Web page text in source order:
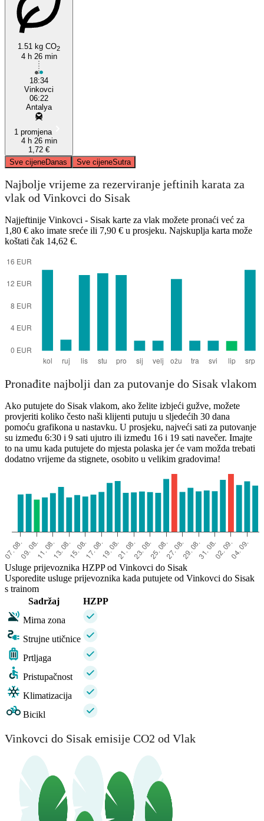
1.51 kg CO2
4 h 26 min
18:34
Vinkovci
06:22
Antalya
1 promjena
4 h 26 min
1,72 €
Sve cijeneDanas Sve cijeneSutra
Najbolje vrijeme za rezerviranje jeftinih karata za
vlak od Vinkovci do Sisak
Najjeftinije Vinkovci - Sisak karte za vlak možete pronaći već za
1,80 € ako imate sreće ili 7,90 € u prosjeku. Najskuplja karta može
koštati čak 14,62 €.
Pronađite najbolji dan za putovanje do Sisak vlakom
Ako putujete do Sisak vlakom, ako želite izbjeći gužve, možete
provjeriti koliko često naši klijenti putuju u sljedećih 30 dana
pomoću grafikona u nastavku. U prosjeku, najveći sati za putovanje
su između 6:30 i 9 sati ujutro ili između 16 i 19 sati navečer. Imajte
to na umu kada putujete do mjesta polaska jer će vam možda trebati
dodatno vrijeme da stignete, osobito u velikim gradovima!
Usluge prijevoznika HZPP od Vinkovci do Sisak
Usporedite usluge prijevoznika kada putujete od Vinkovci do Sisak
s trainom
Sadržaj
HZPP
Mirna zona
Strujne utičnice
Prtljaga
Pristupačnost
Klimatizacija
Bicikl
Vinkovci do Sisak emisije CO2 od Vlak